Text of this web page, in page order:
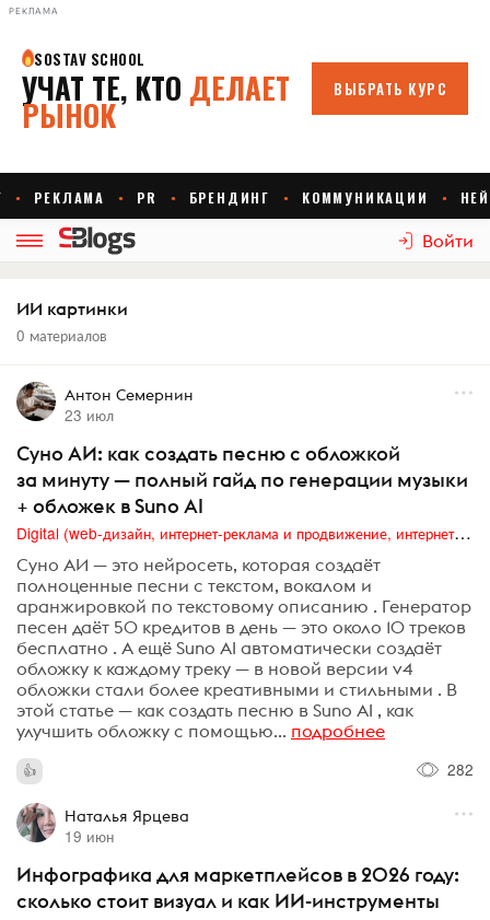
РЕКЛАМА
Войти
ИИ картинки
0 материалов
Антон Семернин
23 июл
Суно АИ: как создать песню с обложкой
за минуту — полный гайд по генерации музыки
+ обложек в Suno AI
Digital (web-дизайн, интернет-реклама и продвижение, интернет-сообщества и блоги, интернет-коммуникации, мобильный маркетинг, реклама на цифровых экранах)
Суно АИ — это нейросеть, которая создаёт
полноценные песни с текстом, вокалом и
аранжировкой по текстовому описанию . Генератор
песен даёт 50 кредитов в день — это около 10 треков
бесплатно . А ещё Suno AI автоматически создаёт
обложку к каждому треку — в новой версии v4
обложки стали более креативными и стильными . В
этой статье — как создать песню в Suno AI , как
улучшить обложку с помощью... подробнее
282
Наталья Ярцева
19 июн
Инфографика для маркетплейсов в 2026 году:
сколько стоит визуал и как ИИ-инструменты